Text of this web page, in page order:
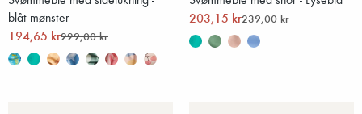
blåt mønster
194,65 kr229,00 kr
203,15 kr239,00 kr